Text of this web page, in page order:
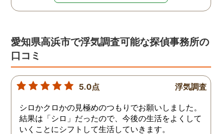
愛知県高浜市で浮気調査可能な探偵事務所の
口コミ
5.0点 浮気調査
シロかクロかの見極めのつもりでお願いしました。
結果は「シロ」だったので、今後の生活をよくして
いくことにシフトして生活していきます。